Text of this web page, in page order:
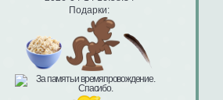
Подарки: